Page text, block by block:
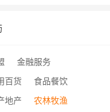
金融服务
百货
食品餐饮
地产
农林牧渔